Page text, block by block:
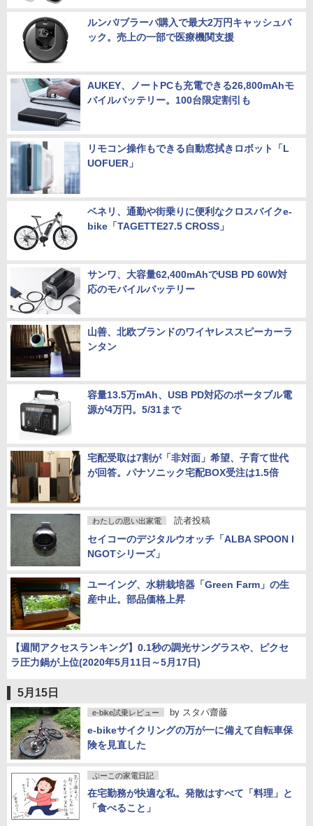
ルンバ/ブラーバ購入で最大2万円キャッシュバ
ック。売上の一部で医療機関支援
AUKEY、ノートPCも充電できる26,800mAhモ
バイルバッテリー。100台限定割引も
リモコン操作もできる自動窓拭きロボット「L
UOFUER」
ベネリ、通勤や街乗りに便利なクロスバイクe-
bike「TAGETTE27.5 CROSS」
サンワ、大容量62,400mAhでUSB PD 60W対
応のモバイルバッテリー
山善、北欧ブランドのワイヤレススピーカーラ
ンタン
容量13.5万mAh、USB PD対応のポータブル電
源が4万円。5/31まで
宅配受取は7割が「非対面」希望、子育て世代
が回答。パナソニック宅配BOX受注は1.5倍
わたしの思い出家電 読者投稿
セイコーのデジタルウオッチ「ALBA SPOON I
NGOTシリーズ」
ユーイング、水耕栽培器「Green Farm」の生
産中止。部品価格上昇
【週間アクセスランキング】0.1秒の調光サングラスや、ピクセ
ラ圧力鍋が上位(2020年5月11日～5月17日)
5月15日
e-bike試乗レビュー by スタパ齋藤
e-bikeサイクリングの万が一に備えて自転車保
険を見直した
ぷーこの家電日記
在宅勤務が快適な私。発散はすべて「料理」と
「食べること」